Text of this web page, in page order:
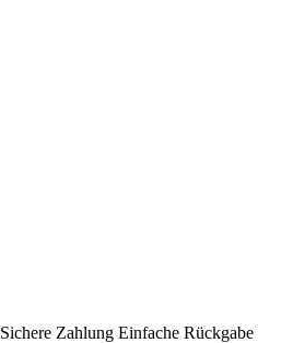
Sichere Zahlung Einfache Rückgabe